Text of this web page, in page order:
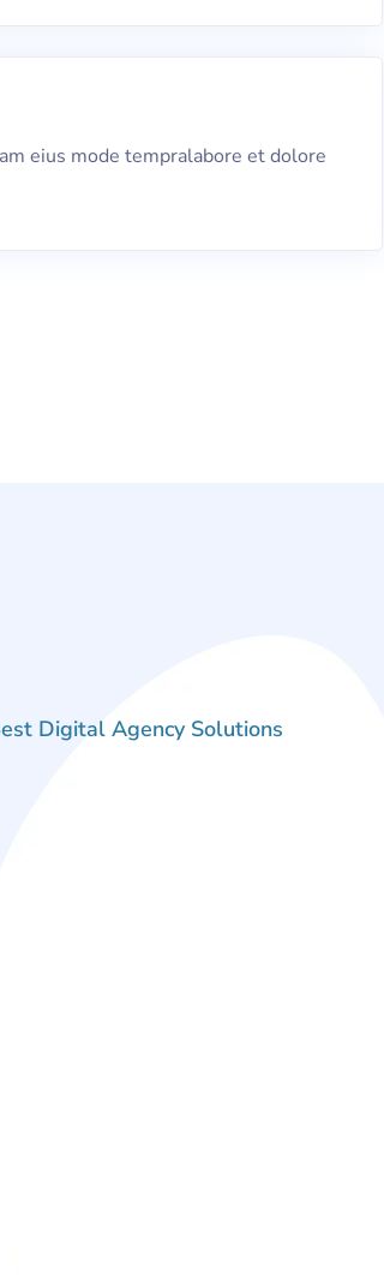
eius mode tempralabore et dolore
Projects
Digital Agency Solutions